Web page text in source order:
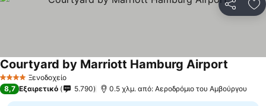
4 ΑστέριαΞενοδοχείο
Courtyard by Marriott Hamburg Airport
8,7 Εξαιρετικό 5.790 0.5 χλμ. από: Αεροδρόμιο του Αμβούργου